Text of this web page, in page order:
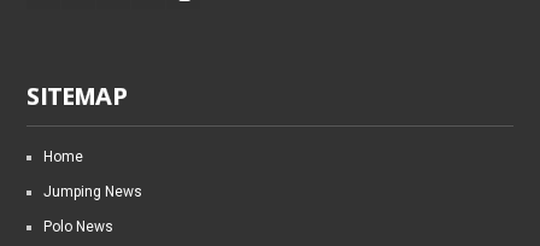
SITEMAP
Home
Jumping News
Polo News